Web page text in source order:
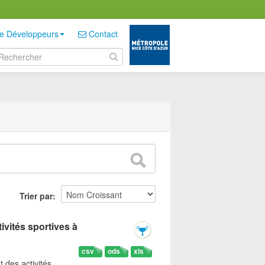
Développeurs Contact
Trier par
sportives à
xls
ods
csv